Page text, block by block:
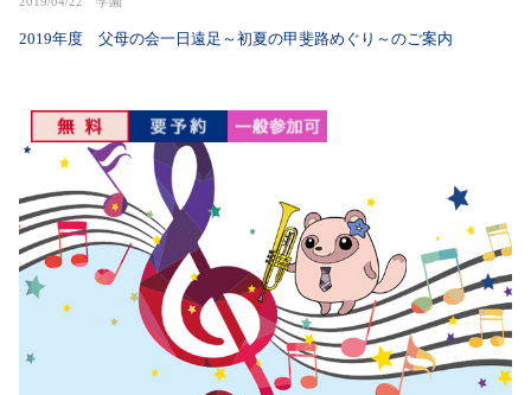
2019年度 父母の会一日遠足～初夏の甲斐路めぐり～のご案内